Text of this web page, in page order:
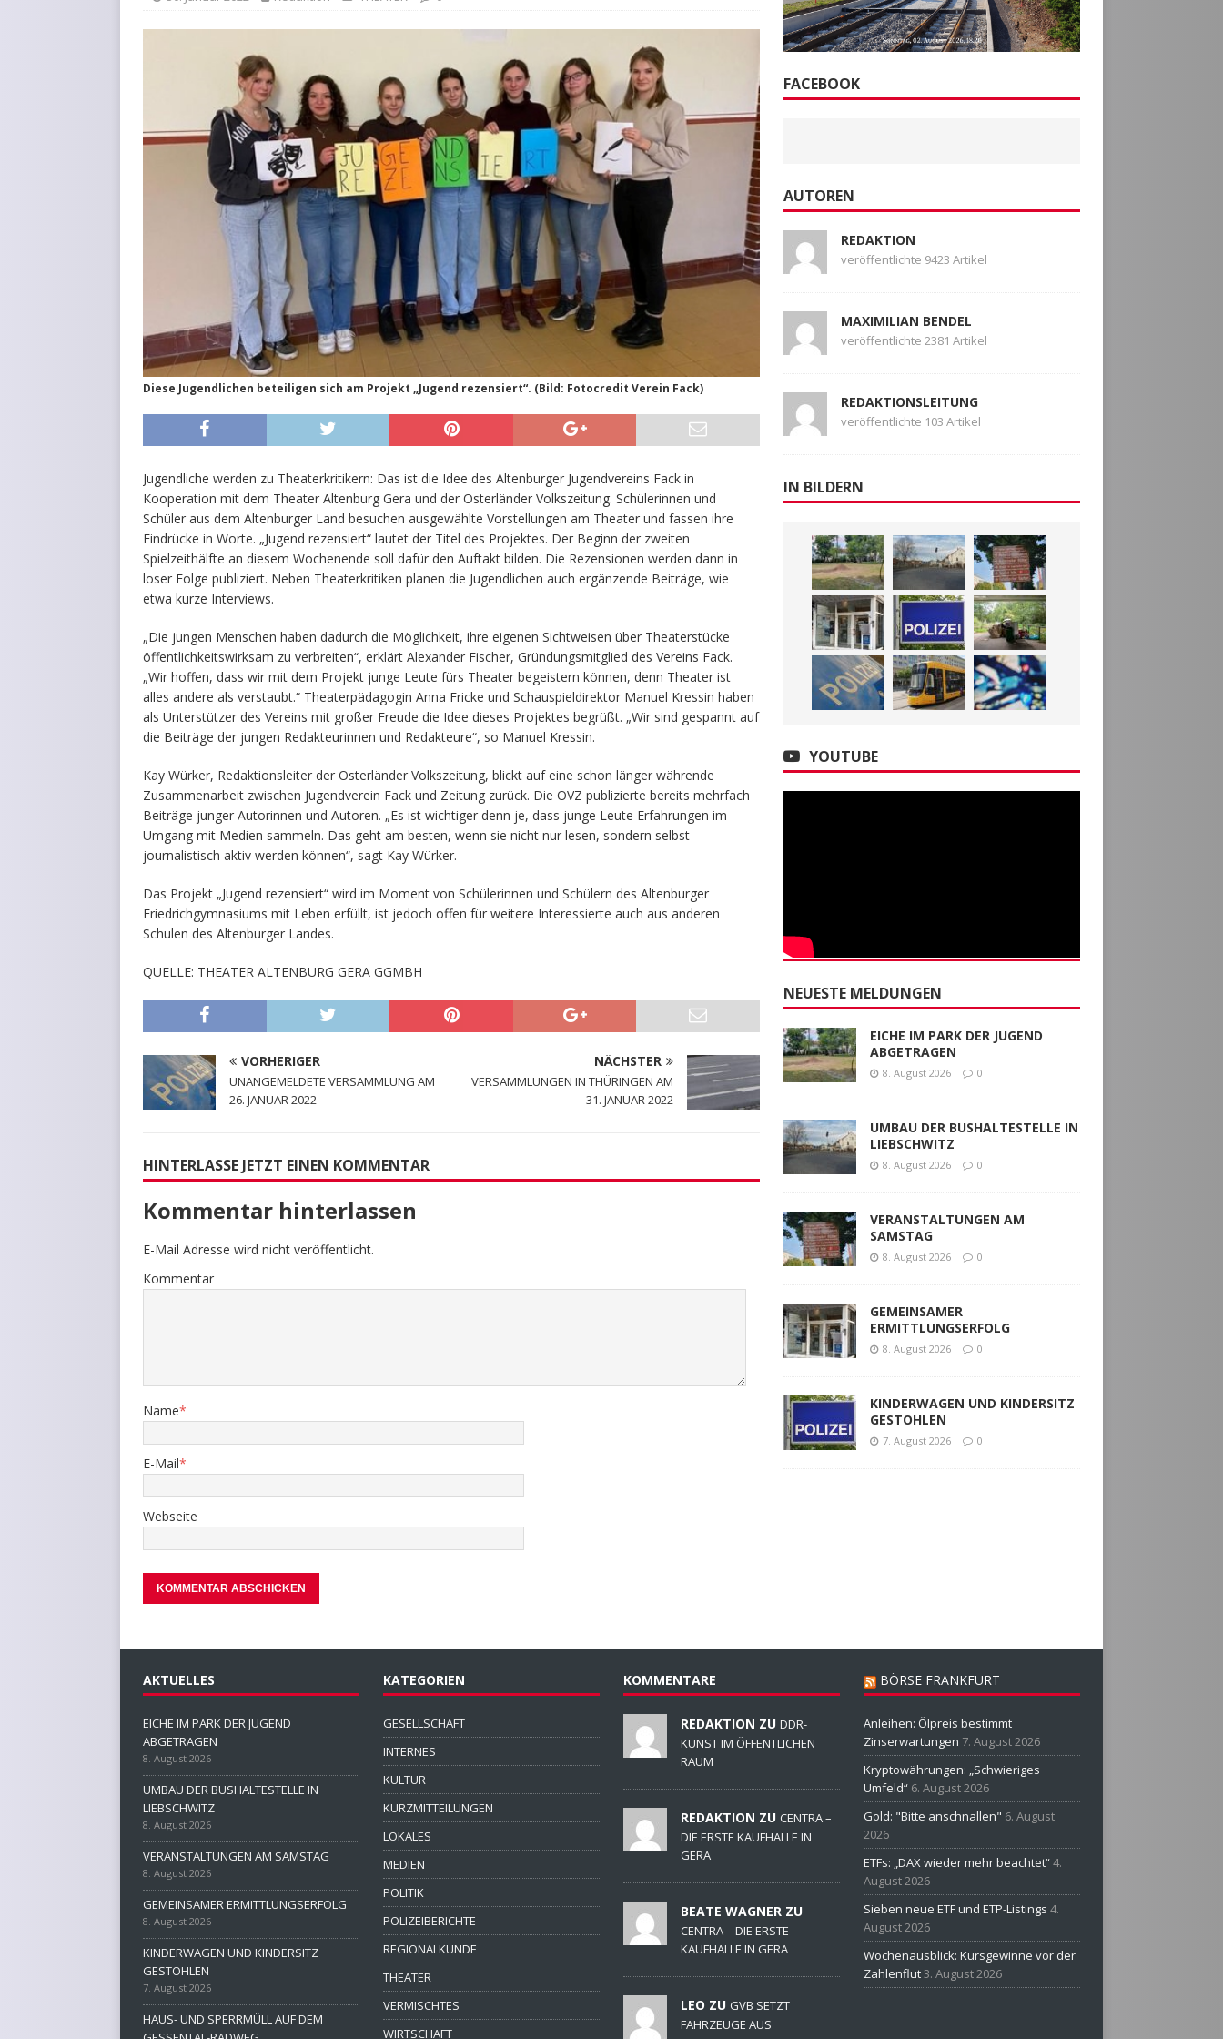
Diese Jugendlichen beteiligen sich am Projekt „Jugend rezensiert“. (Bild: Fotocredit Verein Fack)
Jugendliche werden zu Theaterkritikern: Das ist die Idee des Altenburger Jugendvereins Fack in
Kooperation mit dem Theater Altenburg Gera und der Osterländer Volkszeitung. Schülerinnen und
Schüler aus dem Altenburger Land besuchen ausgewählte Vorstellungen am Theater und fassen ihre
Eindrücke in Worte. „Jugend rezensiert“ lautet der Titel des Projektes. Der Beginn der zweiten
Spielzeithälfte an diesem Wochenende soll dafür den Auftakt bilden. Die Rezensionen werden dann in
loser Folge publiziert. Neben Theaterkritiken planen die Jugendlichen auch ergänzende Beiträge, wie
etwa kurze Interviews.
„Die jungen Menschen haben dadurch die Möglichkeit, ihre eigenen Sichtweisen über Theaterstücke
öffentlichkeitswirksam zu verbreiten“, erklärt Alexander Fischer, Gründungsmitglied des Vereins Fack.
„Wir hoffen, dass wir mit dem Projekt junge Leute fürs Theater begeistern können, denn Theater ist
alles andere als verstaubt.“ Theaterpädagogin Anna Fricke und Schauspieldirektor Manuel Kressin haben
als Unterstützer des Vereins mit großer Freude die Idee dieses Projektes begrüßt. „Wir sind gespannt auf
die Beiträge der jungen Redakteurinnen und Redakteure“, so Manuel Kressin.
Kay Würker, Redaktionsleiter der Osterländer Volkszeitung, blickt auf eine schon länger währende
Zusammenarbeit zwischen Jugendverein Fack und Zeitung zurück. Die OVZ publizierte bereits mehrfach
Beiträge junger Autorinnen und Autoren. „Es ist wichtiger denn je, dass junge Leute Erfahrungen im
Umgang mit Medien sammeln. Das geht am besten, wenn sie nicht nur lesen, sondern selbst
journalistisch aktiv werden können“, sagt Kay Würker.
Das Projekt „Jugend rezensiert“ wird im Moment von Schülerinnen und Schülern des Altenburger
Friedrichgymnasiums mit Leben erfüllt, ist jedoch offen für weitere Interessierte auch aus anderen
Schulen des Altenburger Landes.
QUELLE: THEATER ALTENBURG GERA GGMBH
VORHERIGER
UNANGEMELDETE VERSAMMLUNG AM
26. JANUAR 2022
NÄCHSTER
VERSAMMLUNGEN IN THÜRINGEN AM
31. JANUAR 2022
HINTERLASSE JETZT EINEN KOMMENTAR
Kommentar hinterlassen
E-Mail Adresse wird nicht veröffentlicht.
Kommentar
Name*
E-Mail*
Webseite
FACEBOOK
AUTOREN
REDAKTION
veröffentlichte 9423 Artikel
MAXIMILIAN BENDEL
veröffentlichte 2381 Artikel
REDAKTIONSLEITUNG
veröffentlichte 103 Artikel
IN BILDERN
YOUTUBE
NEUESTE MELDUNGEN
EICHE IM PARK DER JUGEND
ABGETRAGEN
8. August 2026 0
UMBAU DER BUSHALTESTELLE IN
LIEBSCHWITZ
8. August 2026 0
VERANSTALTUNGEN AM
SAMSTAG
8. August 2026 0
GEMEINSAMER
ERMITTLUNGSERFOLG
8. August 2026 0
KINDERWAGEN UND KINDERSITZ
GESTOHLEN
7. August 2026 0
AKTUELLES
EICHE IM PARK DER JUGEND
ABGETRAGEN
8. August 2026
UMBAU DER BUSHALTESTELLE IN
LIEBSCHWITZ
8. August 2026
VERANSTALTUNGEN AM SAMSTAG
8. August 2026
GEMEINSAMER ERMITTLUNGSERFOLG
8. August 2026
KINDERWAGEN UND KINDERSITZ
GESTOHLEN
7. August 2026
HAUS- UND SPERRMÜLL AUF DEM
KATEGORIEN
GESELLSCHAFT
INTERNES
KULTUR
KURZMITTEILUNGEN
LOKALES
MEDIEN
POLITIK
POLIZEIBERICHTE
REGIONALKUNDE
THEATER
VERMISCHTES
WIRTSCHAFT
KOMMENTARE
REDAKTION ZU DDR-
KUNST IM ÖFFENTLICHEN
RAUM
REDAKTION ZU CENTRA –
DIE ERSTE KAUFHALLE IN
GERA
BEATE WAGNER ZU
CENTRA – DIE ERSTE
KAUFHALLE IN GERA
LEO ZU GVB SETZT
FAHRZEUGE AUS
BÖRSE FRANKFURT
Anleihen: Ölpreis bestimmt
Zinserwartungen 7. August 2026
Kryptowährungen: „Schwieriges
Umfeld“ 6. August 2026
Gold: "Bitte anschnallen" 6. August
2026
ETFs: „DAX wieder mehr beachtet“4.
August 2026
Sieben neue ETF und ETP-Listings 4.
August 2026
Wochenausblick: Kursgewinne vor der
Zahlenflut3. August 2026